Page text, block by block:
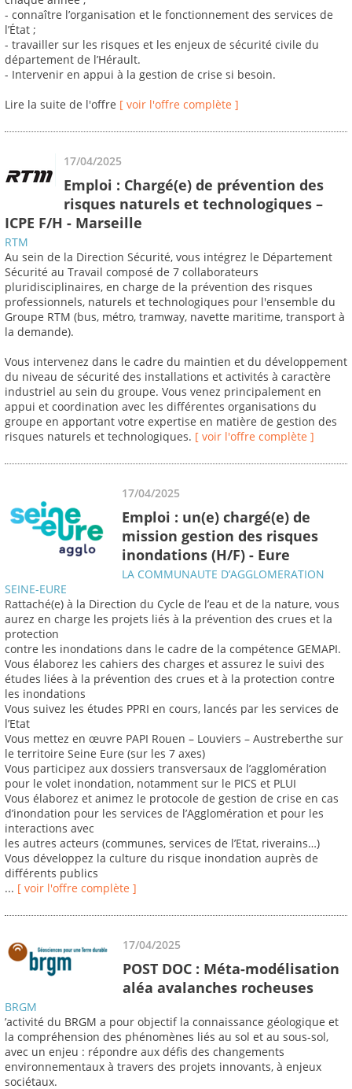
- connaître l’organisation et le fonctionnement des services de
l’État ;
- travailler sur les risques et les enjeux de sécurité civile du
département de l’Hérault.
- Intervenir en appui à la gestion de crise si besoin.
Lire la suite de l'offre [ voir l'offre complète ]
17/04/2025
Emploi : Chargé(e) de prévention des
risques naturels et technologiques –
ICPE F/H - Marseille
RTM
Au sein de la Direction Sécurité, vous intégrez le Département
Sécurité au Travail composé de 7 collaborateurs
pluridisciplinaires, en charge de la prévention des risques
professionnels, naturels et technologiques pour l'ensemble du
Groupe RTM (bus, métro, tramway, navette maritime, transport à
la demande).
Vous intervenez dans le cadre du maintien et du développement
du niveau de sécurité des installations et activités à caractère
industriel au sein du groupe. Vous venez principalement en
appui et coordination avec les différentes organisations du
groupe en apportant votre expertise en matière de gestion des
risques naturels et technologiques. [ voir l'offre complète ]
17/04/2025
Emploi : un(e) chargé(e) de
mission gestion des risques
inondations (H/F) - Eure
LA COMMUNAUTE D’AGGLOMERATION
SEINE-EURE
Rattaché(e) à la Direction du Cycle de l’eau et de la nature, vous
aurez en charge les projets liés à la prévention des crues et la
protection
contre les inondations dans le cadre de la compétence GEMAPI.
Vous élaborez les cahiers des charges et assurez le suivi des
études liées à la prévention des crues et à la protection contre
les inondations
Vous suivez les études PPRI en cours, lancés par les services de
l’Etat
Vous mettez en œuvre PAPI Rouen – Louviers – Austreberthe sur
le territoire Seine Eure (sur les 7 axes)
Vous participez aux dossiers transversaux de l’agglomération
pour le volet inondation, notamment sur le PICS et PLUI
Vous élaborez et animez le protocole de gestion de crise en cas
d’inondation pour les services de l’Agglomération et pour les
interactions avec
les autres acteurs (communes, services de l’Etat, riverains…)
Vous développez la culture du risque inondation auprès de
différents publics
... [ voir l'offre complète ]
17/04/2025
POST DOC : Méta-modélisation
aléa avalanches rocheuses
BRGM
’activité du BRGM a pour objectif la connaissance géologique et
la compréhension des phénomènes liés au sol et au sous-sol,
avec un enjeu : répondre aux défis des changements
environnementaux à travers des projets innovants, à enjeux
sociétaux.